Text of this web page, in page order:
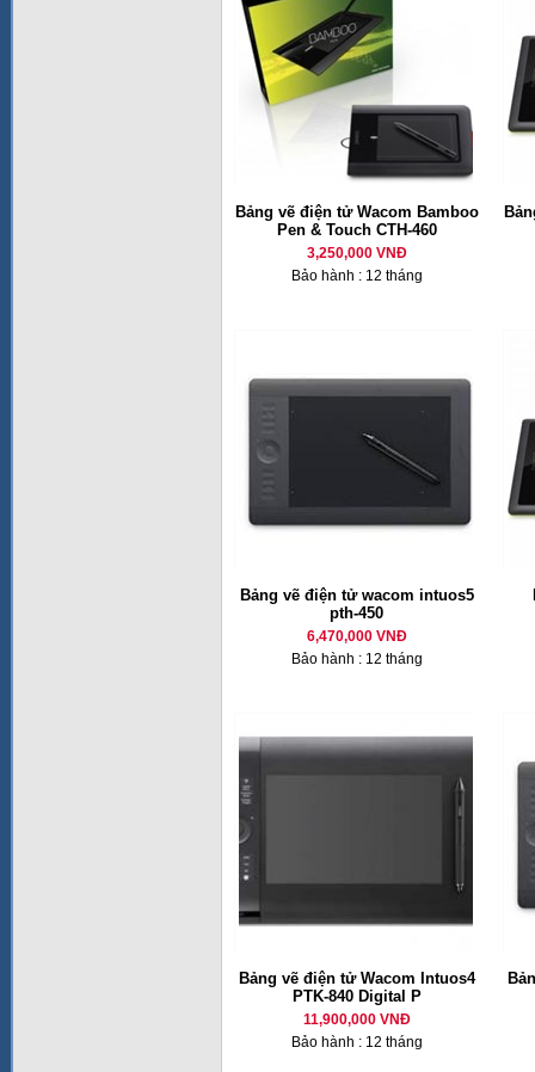
Bảng vẽ điện tử Wacom Bamboo
Pen & Touch CTH-460
3,250,000 VNĐ
Bảo hành : 12 tháng
Bảng vẽ điện tử wacom intuos5
pth-450
6,470,000 VNĐ
Bảo hành : 12 tháng
Bảng vẽ điện tử Wacom Intuos4
PTK-840 Digital P
11,900,000 VNĐ
Bảo hành : 12 tháng